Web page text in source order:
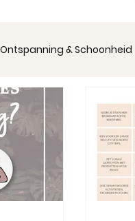
Ontspanning & Schoonheid
Vanlife